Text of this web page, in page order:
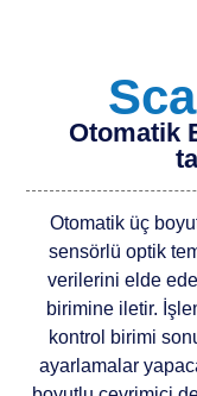
Otomatik
Otomatik üç
sensörlü optik
verilerini elde
birimine iletir.
kontrol birimi
ayarlamalar